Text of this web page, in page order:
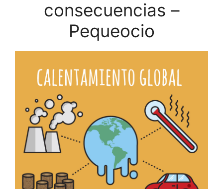
consecuencias –
Pequeocio